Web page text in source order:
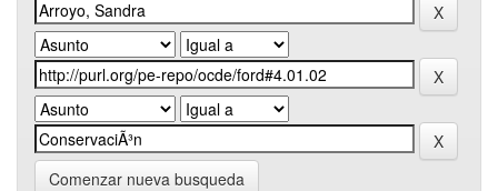
Comenzar nueva busqueda